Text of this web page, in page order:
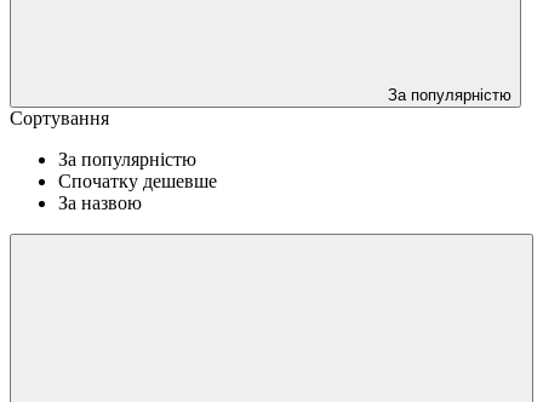
За популярністю
Сортування
За популярністю
Спочатку дешевше
За назвою